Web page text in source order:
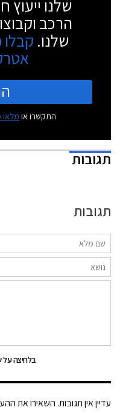
שלנו ייעוץ
הרכב
שלנו.
התקשרו או מלאו
תגובות
תגובות
בלחיצה
עדיין אין תגובות. השאירו את